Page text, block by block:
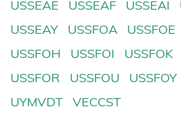
USSEAE
USSEAF USSEAI
USSEAY
USSFOA USSFOE
USSFOH
USSFOI USSFOK
USSFOR
USSFOU USSFOY
UYMVDT
VECCST